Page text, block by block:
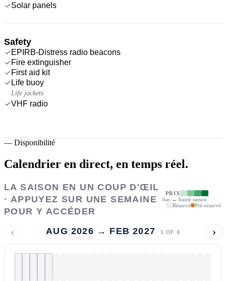
Solar panels
Safety
EPIRB-Distress radio beacons
Fire extinguisher
First aid kit
Life buoy
Life jackets
VHF radio
— Disponibilité
Calendrier en direct, en temps réel.
LA SAISON EN UN COUP D'ŒIL
· APPUYEZ SUR UNE SEMAINE
POUR Y ACCÉDER
PRIX
bas → haute saison
Réservé
Pré-réservé
‹ AUG 2026 → FEB 2027 1 OF 4 ›